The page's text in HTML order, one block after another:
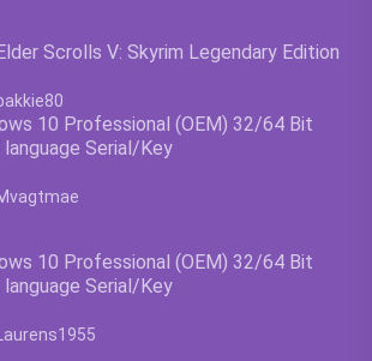
Scrolls V: Skyrim Legendary Edition
4.63
10 Professional (OEM) 32/64 Bit
language Serial/Key
4.63
10 Professional (OEM) 32/64 Bit
Serial/Key
4.63uit 5